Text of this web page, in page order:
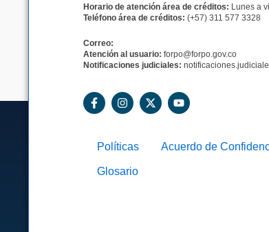
Horario de atención área de créditos: Lunes a
Teléfono área de créditos: (+57) 311 577 3328
Correo:
Atención al usuario: forpo@forpo.gov.co
Notificaciones judiciales:
F
a
b
o
k
I
n
g
a
X
-
Y
o
b
Políticas Acuerdo de
Glosario